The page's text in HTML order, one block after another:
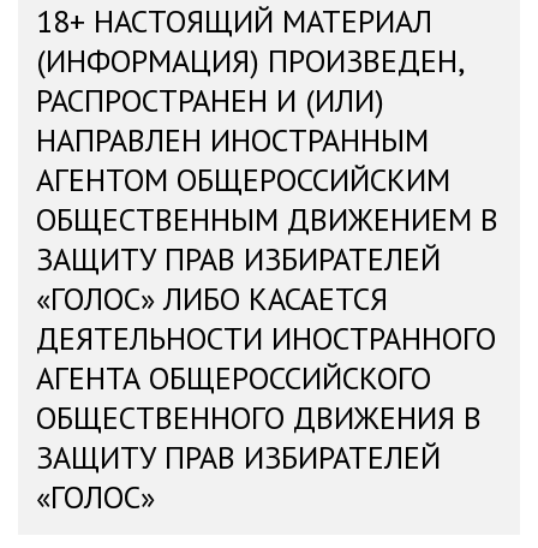
18+ НАСТОЯЩИЙ МАТЕРИАЛ
(ИНФОРМАЦИЯ) ПРОИЗВЕДЕН,
РАСПРОСТРАНЕН И (ИЛИ)
НАПРАВЛЕН ИНОСТРАННЫМ
АГЕНТОМ ОБЩЕРОССИЙСКИМ
ОБЩЕСТВЕННЫМ ДВИЖЕНИЕМ В
ЗАЩИТУ ПРАВ ИЗБИРАТЕЛЕЙ
«ГОЛОС» ЛИБО КАСАЕТСЯ
ДЕЯТЕЛЬНОСТИ ИНОСТРАННОГО
АГЕНТА ОБЩЕРОССИЙСКОГО
ОБЩЕСТВЕННОГО ДВИЖЕНИЯ В
ЗАЩИТУ ПРАВ ИЗБИРАТЕЛЕЙ
«ГОЛОС»